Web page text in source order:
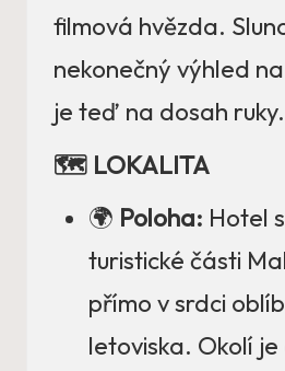
filmová hvězda.
nekonečný výhled
je teď na dosah
🗺️ LOKALITA
🌍 Poloha: Hotel
turistické části
přímo v srdci
letoviska. Okolí